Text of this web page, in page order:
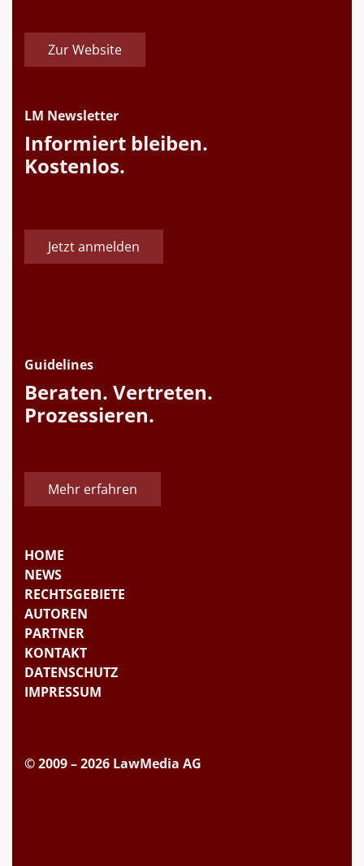
Zur Website
LM Newsletter
Informiert bleiben.
Kostenlos.
Jetzt anmelden
Guidelines
Beraten. Vertreten.
Prozessieren.
Mehr erfahren
HOME
NEWS
RECHTSGEBIETE
AUTOREN
PARTNER
KONTAKT
DATENSCHUTZ
IMPRESSUM
© 2009 – 2026 LawMedia AG